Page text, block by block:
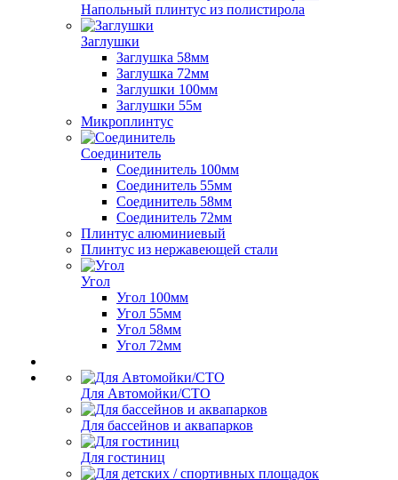
Напольный плинтус из полистирола
Заглушки
Заглушка 58мм
Заглушка 72мм
Заглушки 100мм
Заглушки 55м
Микроплинтус
Соединитель
Соединитель 100мм
Соединитель 55мм
Соединитель 58мм
Соединитель 72мм
Плинтус алюминиевый
Плинтус из нержавеющей стали
Угол
Угол 100мм
Угол 55мм
Угол 58мм
Угол 72мм
Для Автомойки/СТО
Для бассейнов и аквапарков
Для гостиниц